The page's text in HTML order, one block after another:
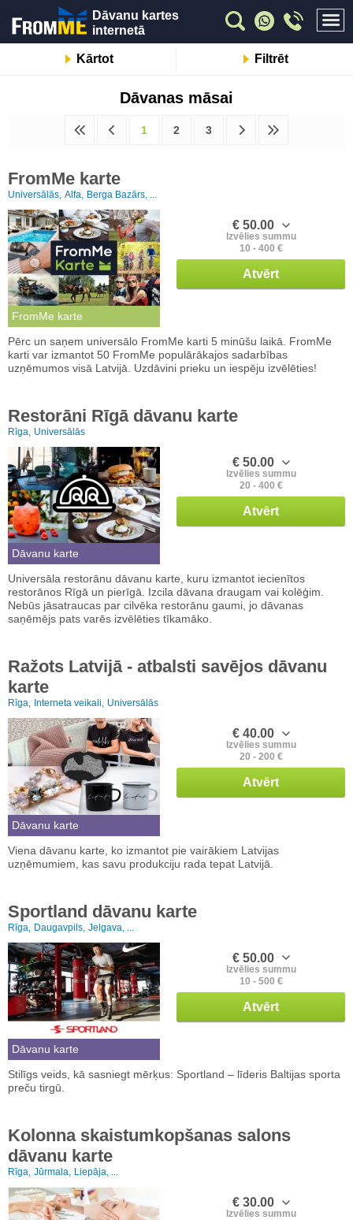
Dāvanu kartes
internetā
Kārtot Filtrēt
Dāvanas māsai
1 2 3
FromMe karte
Universālās, Alfa, Berga Bazārs, ...
FromMe karte
€ 50.00
Izvēlies summu
10 - 400 €
Atvērt
Pērc un saņem universālo FromMe karti 5 minūšu laikā. FromMe
karti var izmantot 50 FromMe populārākajos sadarbības
uzņēmumos visā Latvijā. Uzdāvini prieku un iespēju izvēlēties!
Restorāni Rīgā dāvanu karte
Rīga, Universālās
Dāvanu karte
€ 50.00
Izvēlies summu
20 - 400 €
Atvērt
Universāla restorānu dāvanu karte, kuru izmantot iecienītos
restorānos Rīgā un pierīgā. Izcila dāvana draugam vai kolēģim.
Nebūs jāsatraucas par cilvēka restorānu gaumi, jo dāvanas
saņēmējs pats varēs izvēlēties tīkamāko.
Ražots Latvijā - atbalsti savējos dāvanu
karte
Rīga, Interneta veikali, Universālās
Dāvanu karte
€ 40.00
Izvēlies summu
20 - 200 €
Atvērt
Viena dāvanu karte, ko izmantot pie vairākiem Latvijas
uzņēmumiem, kas savu produkciju rada tepat Latvijā.
Sportland dāvanu karte
Rīga, Daugavpils, Jelgava, ...
Dāvanu karte
€ 50.00
Izvēlies summu
10 - 500 €
Atvērt
Stilīgs veids, kā sasniegt mērķus: Sportland – līderis Baltijas sporta
preču tirgū.
Kolonna skaistumkopšanas salons
dāvanu karte
Rīga, Jūrmala, Liepāja, ...
€ 30.00
Izvēlies summu